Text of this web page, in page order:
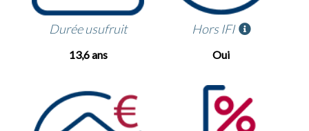
Durée usufruit
13,6 ans
Hors IFI
Oui